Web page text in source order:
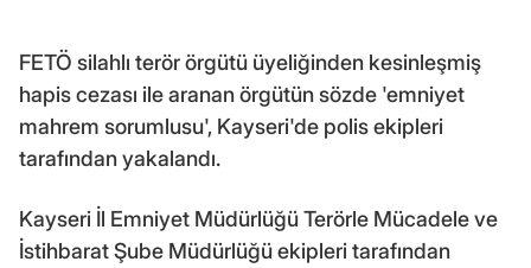
FETÖ silahlı terör örgütü üyeliğinden kesinleşmiş
hapis cezası ile aranan örgütün sözde 'emniyet
mahrem sorumlusu', Kayseri'de polis ekipleri
tarafından yakalandı.
Kayseri İl Emniyet Müdürlüğü Terörle Mücadele ve
İstihbarat Şube Müdürlüğü ekipleri tarafından